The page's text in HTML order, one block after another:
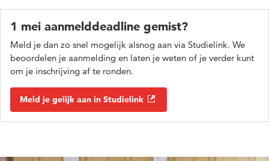
1 mei aanmelddeadline gemist?
Meld je dan zo snel mogelijk alsnog aan via Studielink. We
beoordelen je aanmelding en laten je weten of je verder kunt
om je inschrijving af te ronden.
Meld je gelijk aan in Studielink